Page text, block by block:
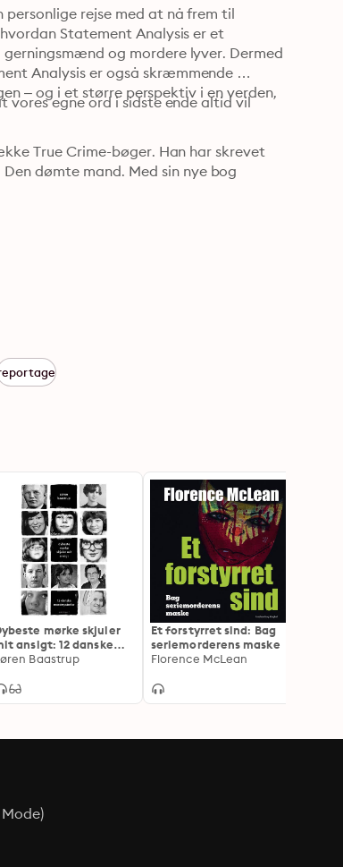
rejse med at nå frem til
Statement Analysis er et
og mordere lyver. Dermed
Analysis er også skræmmende
– og i et større perspektiv i en verden,
vores egne ord i sidste ende altid vil
True Crime-bøger. Han har skrevet
dømte mand. Med sin nye bog
mørke skjuler
ansigt: 12 danske
Baastrup
Et forstyrret sind: Bag
seriemorderens maske
Florence McLean